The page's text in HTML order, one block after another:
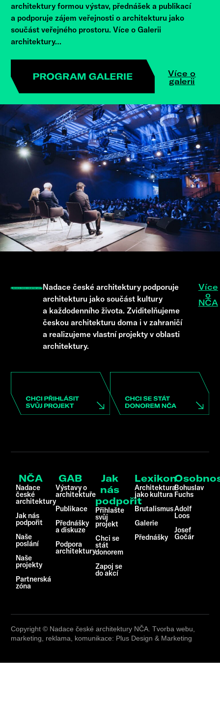
architektury formou výstav, přednášek a publikací
a podporuje zájem veřejnosti o architekturu jako
součást veřejného prostoru. Více o Galerii
architektury…
Více o
galerii
Nadace české architektury podporuje
architekturu jako součást kultury
a každodenního života. Zviditelňujeme
českou architekturu doma i v zahraničí
a realizujeme vlastní projekty v oblasti
architektury.
Více
o
NČA
NČA
Nadace
české
architektury
Jak nás
podpořit
Naše
poslání
Naše
projekty
Partnerská
zóna
GAB
Výstavy o
architektuře
Publikace
Přednášky
a diskuze
Podpora
architektury
Jak
nás
podpořit
Přihlašte
svůj
projekt
Chci se
stát
donorem
Zapoj se
do akcí
Lexikon
Architektura
jako kultura
Brutalismus
Galerie
Přednášky
Bohuslav
Fuchs
Adolf
Loos
Josef
Gočár
Copyright © Nadace české architektury NČA. Tvorba webu,
marketing, reklama, komunikace: Plus Design & Marketing